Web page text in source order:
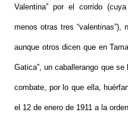
Valentina” por el corrido
menos otras tres “valentinas”),
aunque otros dicen que en
Gatica”, un caballerango que
combate, por lo que ella,
el 12 de enero de 1911 a la